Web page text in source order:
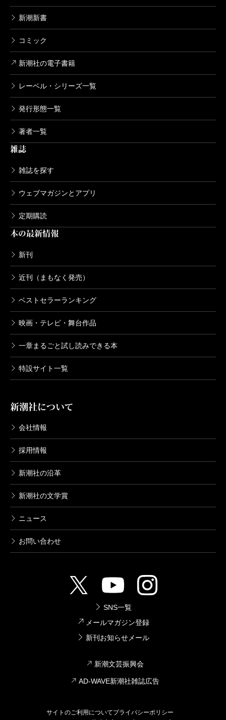
新潮新書
コミック
新潮社の電子書籍
レーベル・シリーズ一覧
発行形態一覧
著者一覧
雑誌
雑誌を探す
ウェブマガジンとアプリ
定期購読
本の最新情報
新刊
近刊（まもなく発売）
ベストセラーランキング
映画・テレビ・舞台作品
一章まるごと試し読みできる本
特設サイト一覧
新潮社について
会社情報
採用情報
新潮社の沿革
新潮社の文学賞
ニュース
お問い合わせ
SNS一覧
メールマガジン登録
新刊お知らせメール
新潮文芸振興会
AD-WAVE新潮社雑誌広告
サイトのご利用についてプライバシーポリシー